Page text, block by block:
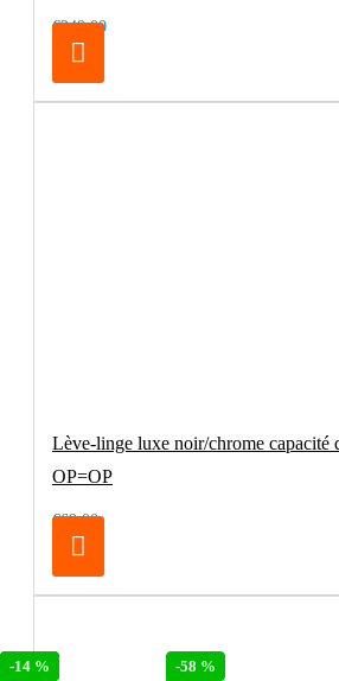
-58 %
-71 %
-58 %
-14 %
€249.00
Lève-linge luxe noir/chrome capacité
OP=OP
€69.00